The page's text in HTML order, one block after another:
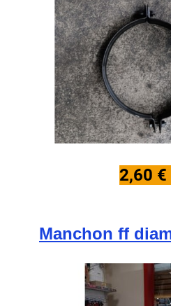
2,60 €
Manchon ff